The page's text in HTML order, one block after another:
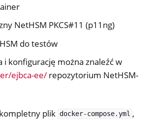
NetHSM PKCS#11 (p11ng)
do testów
i konfigurację można znaleźć w
ejbca-ee/ repozytorium NetHSM-
plik docker-compose.yml ,